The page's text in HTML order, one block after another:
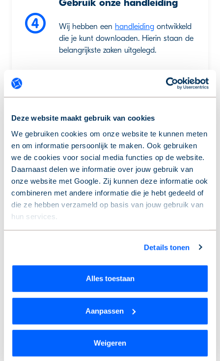
Deze website maakt gebruik van cookies
We gebruiken cookies om onze website te kunnen meten
en om informatie persoonlijk te maken. Ook gebruiken
we de cookies voor social media functies op de website.
Daarnaast delen we informatie over jouw gebruik van
onze website met Google. Zij kunnen deze informatie ook
combineren met andere informatie die je hebt gedeeld of
die ze hebben verzameld op basis van jouw gebruik van
hun services.
cookieverklaring
onderaan de pagina.
Details tonen
Alles toestaan
Aanpassen
Weigeren
Gebruik onze handleiding
Wij hebben een handleiding ontwikkeld
die je kunt downloaden. Hierin staan de
belangrijkste zaken uitgelegd.
Kom je ergens niet uit?
Vraag het onze financiële
experts
Soms is het niet duidelijk waar bepaalde
posten voor bedoeld zijn en waarom ze
op die manier geboekt zijn. Vraag het
dan aan onze financiële afdeling, die
Nieuwe Kascommissie
gekozen? Zorg voor een
Als er net een nieuwe Kascommissie is
gekozen, vraag dan de afgestreden